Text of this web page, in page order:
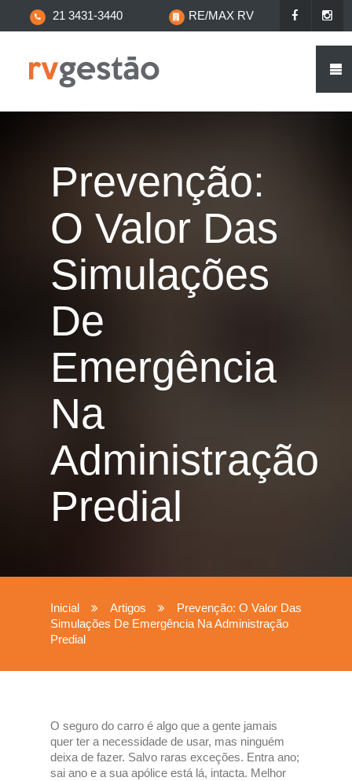
21 3431-3440 RE/MAX RV
Prevenção:
O Valor Das
Simulações
De
Emergência
Na
Administração
Predial
Inicial Artigos
Prevenção: O Valor Das
Simulações De Emergência Na Administração
Predial
O seguro do carro é algo que a gente jamais
quer ter a necessidade de usar, mas ninguém
deixa de fazer. Salvo raras exceções. Entra ano;
sai ano e a sua apólice está lá, intacta. Melhor